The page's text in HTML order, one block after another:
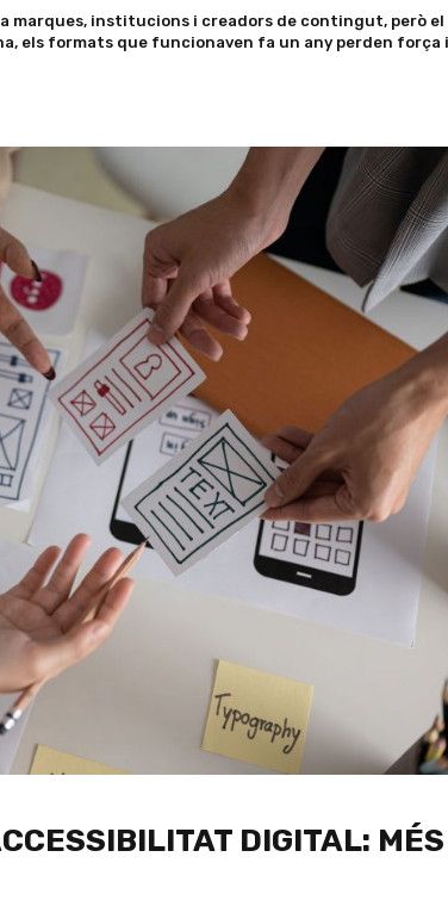
marques, institucions i creadors de contingut, però el
els formats que funcionaven fa un any perden força
DIGITAL: MÉS